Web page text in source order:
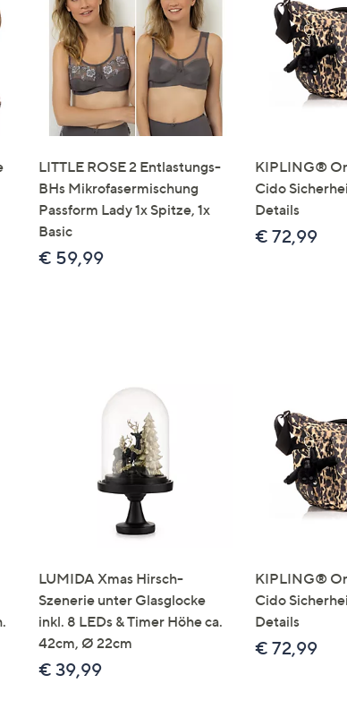
Touch-
Geräten
nach
links
bzw.
rechts,
um
diese
anzuzeigen.
LITTLE ROSE 2 Entlastungs-
BHs Mikrofasermischung
Passform Lady 1x Spitze, 1x
Basic
€ 59,99
KIPLING®
Cido
Details
€ 72,99
LUMIDA Xmas Hirsch-
Szenerie unter Glasglocke
inkl. 8 LEDs & Timer Höhe ca.
42cm, Ø 22cm
€ 39,99
KIPLING®
Cido
Details
€ 72,99